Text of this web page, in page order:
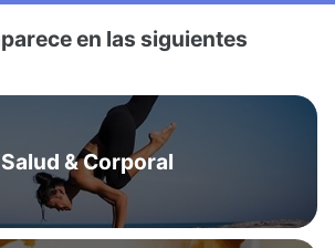
en las siguientes
Salud & Corporal